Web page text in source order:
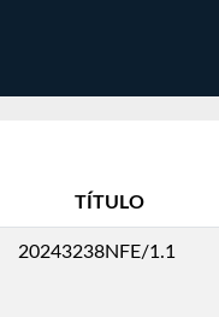
TÍTULO
20243238NFE/1.1